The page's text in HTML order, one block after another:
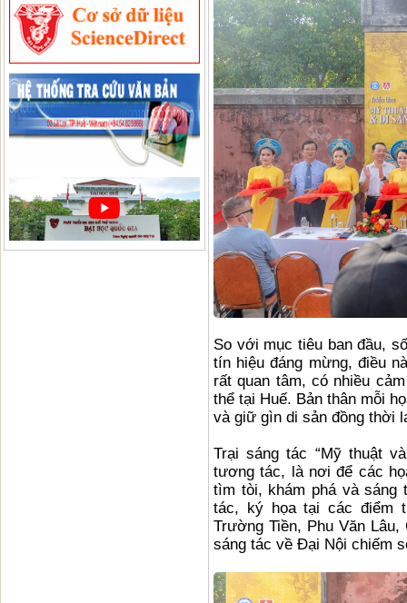
So với mục tiêu ban đầu,
tín hiệu đáng mừng, điều
rất quan tâm, có nhiều
thể tại Huế. Bản thân mỗi
và giữ gìn di sản đồng thời
Trại sáng tác “Mỹ thuật
tương tác, là nơi để các
tìm tòi, khám phá và sáng
tác, ký họa tại các điểm
Trường Tiền, Phu Văn
sáng tác về Đại Nội chiếm